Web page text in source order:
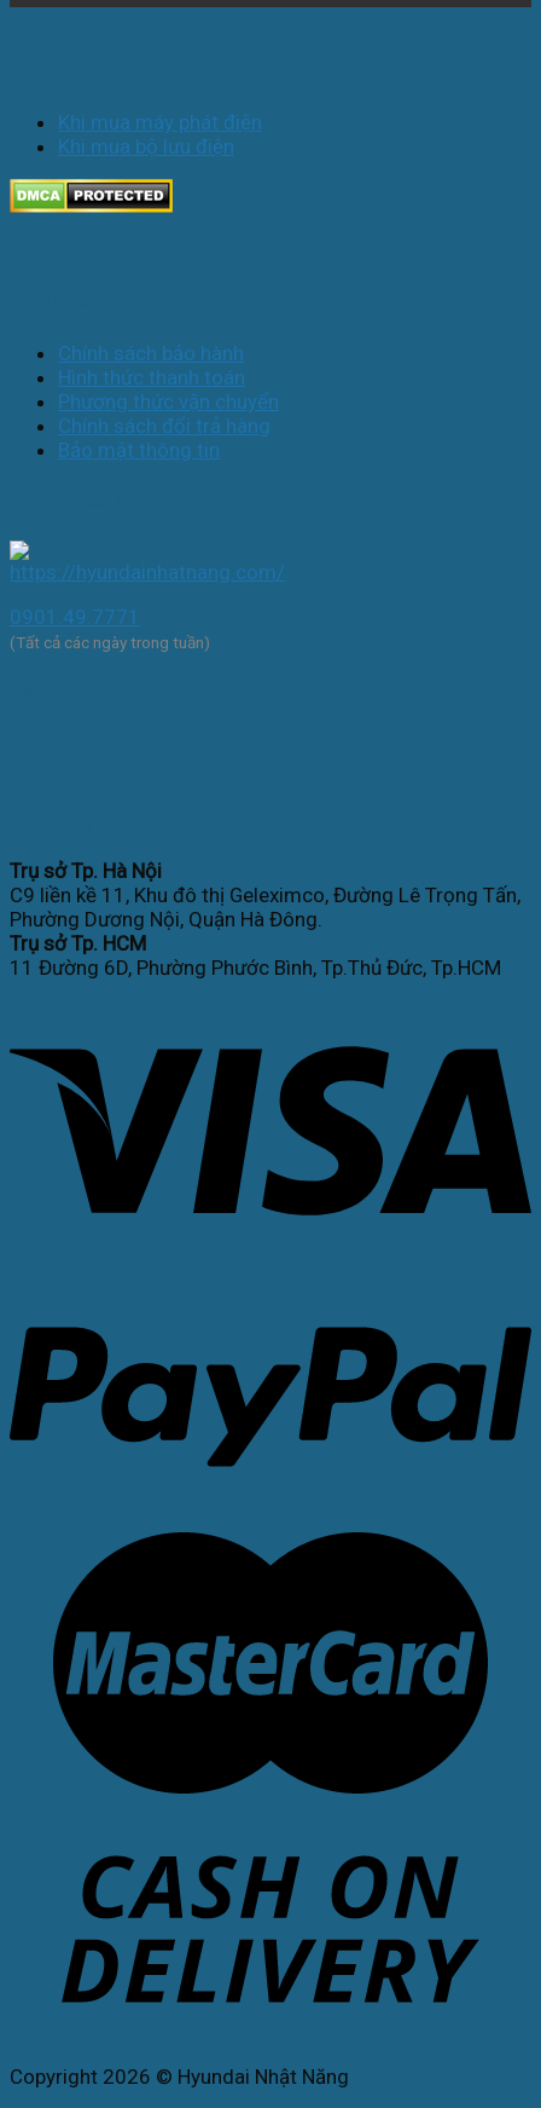
Khi mua máy phát điện
Khi mua bộ lưu điện
Chính sách bảo hành
Hình thức thanh toán
Phương thức vận chuyển
Chính sách đổi trả hàng
Bảo mật thông tin
0901.49.7771
(Tất cả các ngày trong tuần)
Trụ sở Tp. Hà Nội
C9 liền kề 11, Khu đô thị Geleximco, Đường Lê Trọng Tấn,
Phường Dương Nội, Quận Hà Đông.
Trụ sở Tp. HCM
11 Đường 6D, Phường Phước Bình, Tp.Thủ Đức, Tp.HCM
Copyright 2026 © Hyundai Nhật Năng